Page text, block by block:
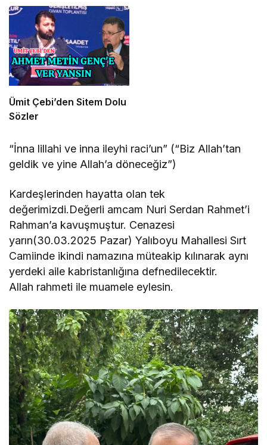
Ümit Çebi’den Sitem Dolu
Sözler
“İnna lillahi ve inna ileyhi raci’un” (“Biz Allah’tan
geldik ve yine Allah’a döneceğiz”)
Kardeşlerinden hayatta olan tek
değerimizdi.Değerli amcam Nuri Serdan Rahmet’i
Rahman’a kavuşmuştur. Cenazesi
yarın(30.03.2025 Pazar) Yalıboyu Mahallesi Sırt
Camiinde ikindi namazına müteakip kılınarak aynı
yerdeki aile kabristanlığına defnedilecektir.
Allah rahmeti ile muamele eylesin.